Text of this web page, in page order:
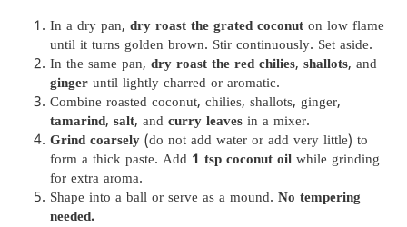
In a dry pan, dry roast the grated coconut on low flame
until it turns golden brown. Stir continuously. Set aside.
In the same pan, dry roast the red chilies, shallots, and
ginger until lightly charred or aromatic.
Combine roasted coconut, chilies, shallots, ginger,
tamarind, salt, and curry leaves in a mixer.
Grind coarsely (do not add water or add very little) to
form a thick paste. Add 1 tsp coconut oil while grinding
for extra aroma.
Shape into a ball or serve as a mound. No tempering
needed.